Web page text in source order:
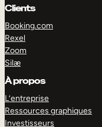
Clients
Booking.com
Rexel
Zoom
Silæ
À propos
L’entreprise
Ressources graphiques
Investisseurs